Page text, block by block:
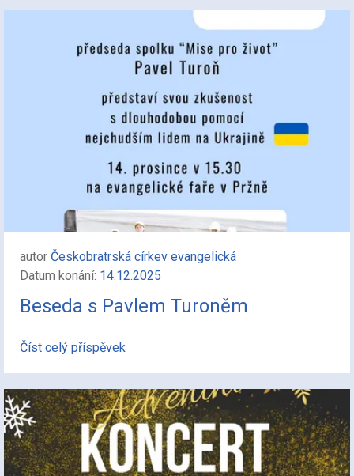
autor Českobratrská církev evangelická
Datum konání: 14.12.2025
Beseda s Pavlem Turoněm
Číst celý příspěvek